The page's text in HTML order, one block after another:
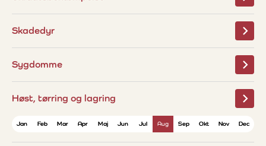
Skadedyr
Sygdomme
Høst, tørring og lagring
Jan
Jan Feb
Feb Mar
Mar Apr
Apr Maj
Maj Jun
Jun Jul
Jul Aug
Aug Sep
Sep Okt
Okt Nov
Nov Dec
Dec